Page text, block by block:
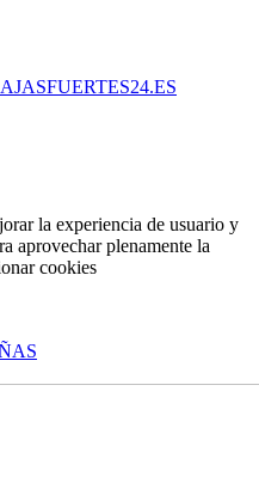
la experiencia de usuario y
aprovechar plenamente la
cookies